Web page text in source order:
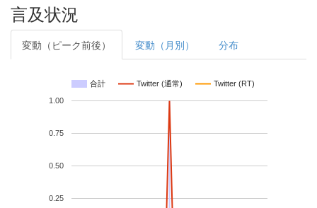
言及状況
変動（ピーク前後） 変動（月別） 分布
合計 Twitter (通常) Twitter (RT)
0.25
0.50
0.75
1.00